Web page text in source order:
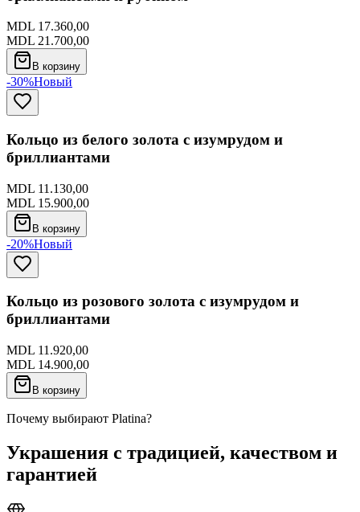
MDL 17.360,00
MDL 21.700,00
В корзину
-30%Новый
Кольцо из белого золота с изумрудом и
бриллиантами
MDL 11.130,00
MDL 15.900,00
В корзину
-20%Новый
Кольцо из розового золота с изумрудом и
бриллиантами
MDL 11.920,00
MDL 14.900,00
В корзину
Почему выбирают Platina?
Украшения с традицией, качеством и
гарантией